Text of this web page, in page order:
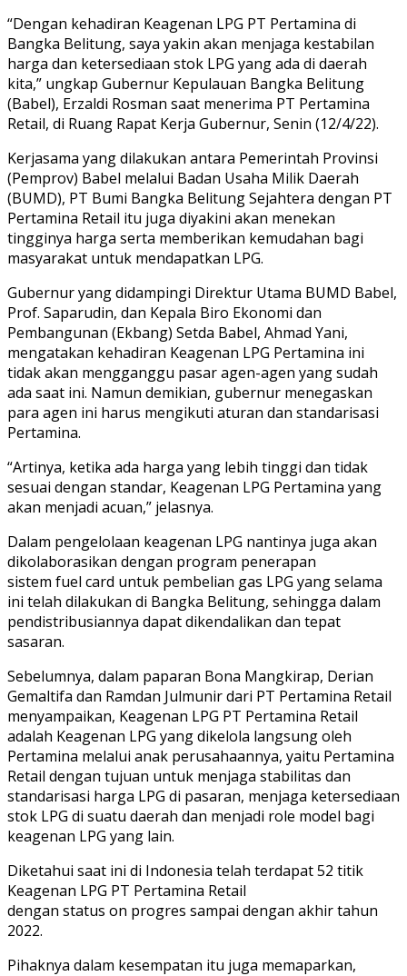
“Dengan kehadiran Keagenan LPG PT Pertamina di
Bangka Belitung, saya yakin akan menjaga kestabilan
harga dan ketersediaan stok LPG yang ada di daerah
kita,” ungkap Gubernur Kepulauan Bangka Belitung
(Babel), Erzaldi Rosman saat menerima PT Pertamina
Retail, di Ruang Rapat Kerja Gubernur, Senin (12/4/22).
Kerjasama yang dilakukan antara Pemerintah Provinsi
(Pemprov) Babel melalui Badan Usaha Milik Daerah
(BUMD), PT Bumi Bangka Belitung Sejahtera dengan PT
Pertamina Retail itu juga diyakini akan menekan
tingginya harga serta memberikan kemudahan bagi
masyarakat untuk mendapatkan LPG.
Gubernur yang didampingi Direktur Utama BUMD Babel,
Prof. Saparudin, dan Kepala Biro Ekonomi dan
Pembangunan (Ekbang) Setda Babel, Ahmad Yani,
mengatakan kehadiran Keagenan LPG Pertamina ini
tidak akan mengganggu pasar agen-agen yang sudah
ada saat ini. Namun demikian, gubernur menegaskan
para agen ini harus mengikuti aturan dan standarisasi
Pertamina.
“Artinya, ketika ada harga yang lebih tinggi dan tidak
sesuai dengan standar, Keagenan LPG Pertamina yang
akan menjadi acuan,” jelasnya.
Dalam pengelolaan keagenan LPG nantinya juga akan
dikolaborasikan dengan program penerapan
sistem fuel card untuk pembelian gas LPG yang selama
ini telah dilakukan di Bangka Belitung, sehingga dalam
pendistribusiannya dapat dikendalikan dan tepat
sasaran.
Sebelumnya, dalam paparan Bona Mangkirap, Derian
Gemaltifa dan Ramdan Julmunir dari PT Pertamina Retail
menyampaikan, Keagenan LPG PT Pertamina Retail
adalah Keagenan LPG yang dikelola langsung oleh
Pertamina melalui anak perusahaannya, yaitu Pertamina
Retail dengan tujuan untuk menjaga stabilitas dan
standarisasi harga LPG di pasaran, menjaga ketersediaan
stok LPG di suatu daerah dan menjadi role model bagi
keagenan LPG yang lain.
Diketahui saat ini di Indonesia telah terdapat 52 titik
Keagenan LPG PT Pertamina Retail
dengan status on progres sampai dengan akhir tahun
2022.
Pihaknya dalam kesempatan itu juga memaparkan,